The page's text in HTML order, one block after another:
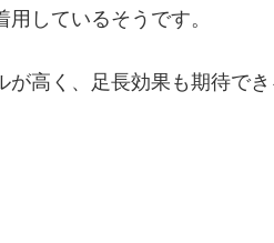
しているそうです。
が高く、足長効果も期待で